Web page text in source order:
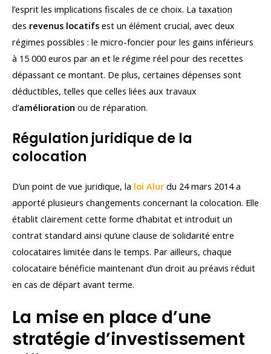
l’esprit les implications fiscales de ce choix. La taxation
des revenus locatifs est un élément crucial, avec deux
régimes possibles : le micro-foncier pour les gains inférieurs
à 15 000 euros par an et le régime réel pour des recettes
dépassant ce montant. De plus, certaines dépenses sont
déductibles, telles que celles liées aux travaux
d’amélioration ou de réparation.
Régulation juridique de la
colocation
D’un point de vue juridique, la loi Alur du 24 mars 2014 a
apporté plusieurs changements concernant la colocation. Elle
établit clairement cette forme d’habitat et introduit un
contrat standard ainsi qu’une clause de solidarité entre
colocataires limitée dans le temps. Par ailleurs, chaque
colocataire bénéficie maintenant d’un droit au préavis réduit
en cas de départ avant terme.
La mise en place d’une
stratégie d’investissement